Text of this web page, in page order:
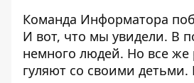
Команда Информатора
И вот, что мы увидели. В
немного людей. Но все же
гуляют со своими